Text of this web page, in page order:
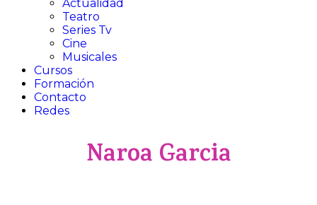
Actualidad
Teatro​
Series Tv​
Cine​
Musicales​
Cursos
Formación
Contacto
Redes
Naroa Garcia